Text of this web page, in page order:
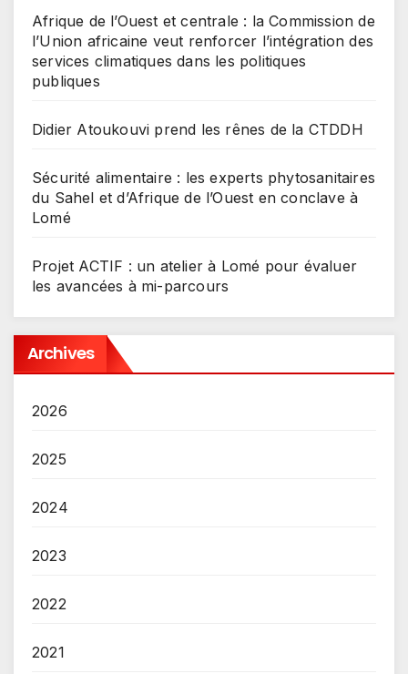
Afrique de l’Ouest et centrale : la Commission de
l’Union africaine veut renforcer l’intégration des
services climatiques dans les politiques
publiques
Didier Atoukouvi prend les rênes de la CTDDH
Sécurité alimentaire : les experts phytosanitaires
du Sahel et d’Afrique de l’Ouest en conclave à
Lomé
Projet ACTIF : un atelier à Lomé pour évaluer
les avancées à mi-parcours
Archives
2026
2025
2024
2023
2022
2021